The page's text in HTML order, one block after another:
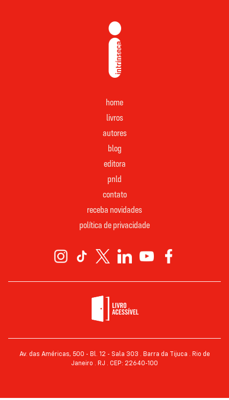
home
livros
autores
blog
editora
pnld
contato
receba novidades
política de privacidade
Av. das Américas, 500 - Bl. 12 - Sala 303 . Barra da Tijuca . Rio de
Janeiro . RJ . CEP: 22640-100